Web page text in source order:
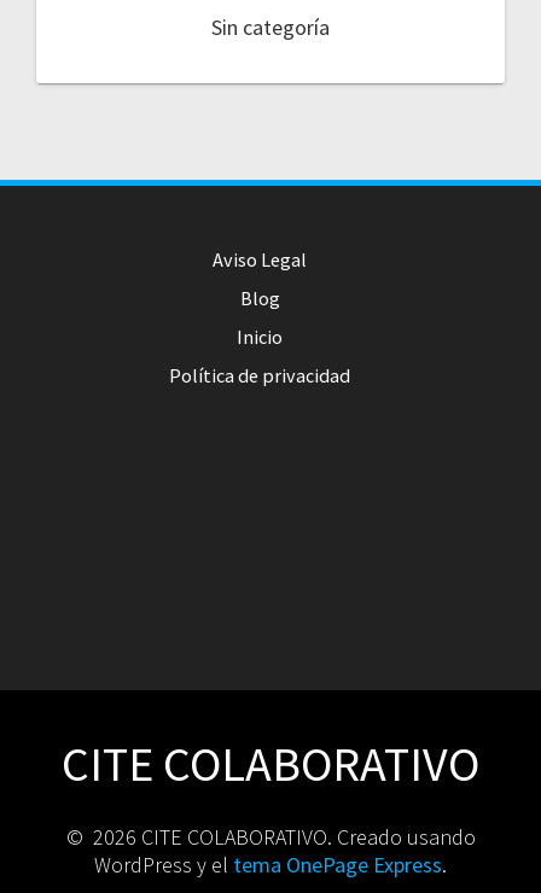
Sin categoría
Aviso Legal
Blog
Inicio
Política de privacidad
CITE COLABORATIVO
© 2026 CITE COLABORATIVO. Creado usando
WordPress y el tema OnePage Express.